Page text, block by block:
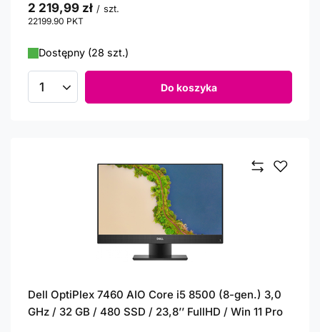
2 219,99 zł / szt.
22199.90 PKT
Dostępny (28 szt.)
Ilość produktów Do koszyka
Dell OptiPlex 7460 AIO Core i5 8500 (8-gen.) 3,0
GHz / 32 GB / 480 SSD / 23,8’’ FullHD / Win 11 Pro